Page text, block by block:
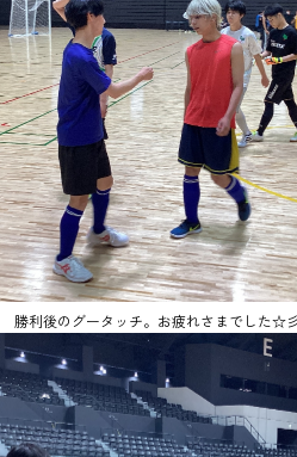
勝利後のグータッチ。お疲れさまでした☆彡